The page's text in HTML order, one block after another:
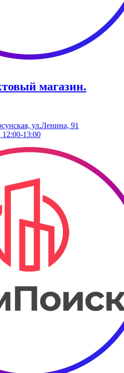
магазин.
ул.Ленина, 91
13:00